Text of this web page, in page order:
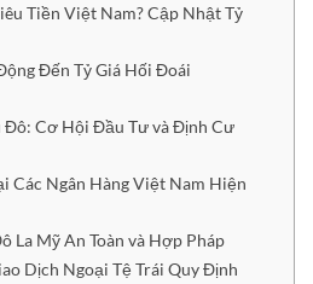
Tiền Việt Nam? Cập Nhật Tỷ
Đến Tỷ Giá Hối Đoái
Đô: Cơ Hội Đầu Tư và Định Cư
Các Ngân Hàng Việt Nam Hiện
La Mỹ An Toàn và Hợp Pháp
Dịch Ngoại Tệ Trái Quy Định